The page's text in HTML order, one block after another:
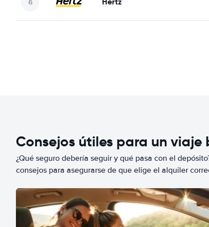
Consejos útiles para un
¿Qué seguro debería seguir y qué pasa con el
consejos para asegurarse de que elige el alquiler